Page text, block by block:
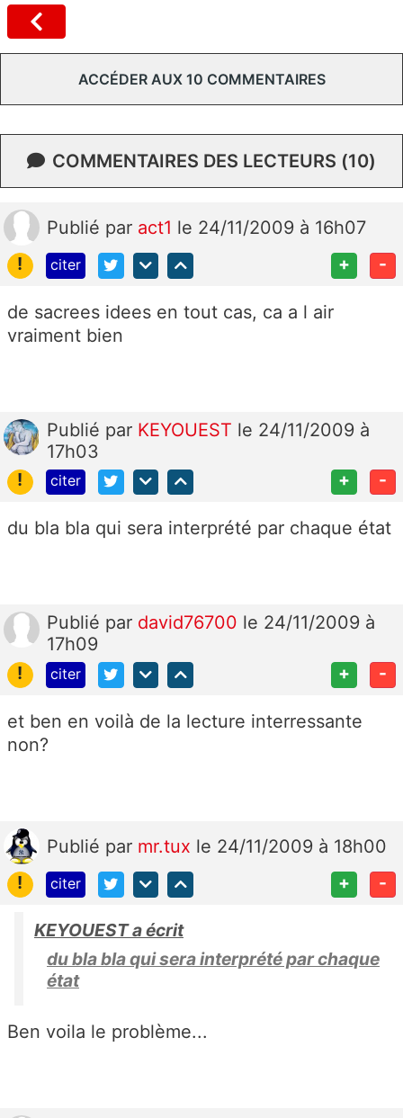
ACCÉDER AUX 10 COMMENTAIRES
COMMENTAIRES DES LECTEURS (10)
Publié par act1 le 24/11/2009 à 16h07
!
citer + -
de sacrees idees en tout cas, ca a l air
vraiment bien
Publié par KEYOUEST le 24/11/2009 à
17h03
!
citer + -
du bla bla qui sera interprété par chaque état
Publié par david76700 le 24/11/2009 à
17h09
!
citer + -
et ben en voilà de la lecture interressante
non?
Publié par mr.tux le 24/11/2009 à 18h00
!
citer + -
KEYOUEST a écrit
du bla bla qui sera interprété par chaque
état
Ben voila le problème...